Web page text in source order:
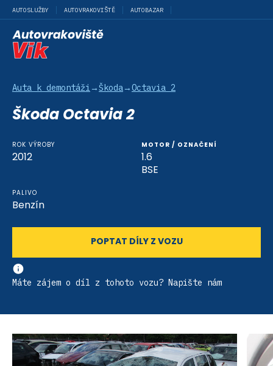
AUTOSLUŽBY AUTOVRAKOVIŠTĚ AUTOBAZAR
Auta k demontáži →Škoda →Octavia 2
Škoda Octavia 2
ROK VÝROBY
2012
MOTOR / OZNAČENÍ
1.6
BSE
PALIVO
Benzín
POPTAT DÍLY Z VOZU
Máte zájem o díl z tohoto vozu? Napište nám